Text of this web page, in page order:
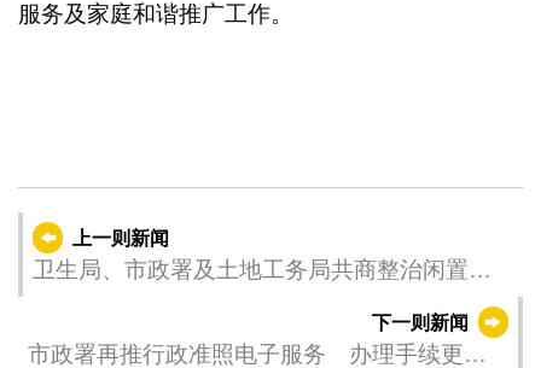
服务及家庭和谐推广工作。
上一则新闻
卫生局、市政署及土地工务局共商整治闲置土
下一则新闻
市政署再推行政准照电子服务 办理手续更便